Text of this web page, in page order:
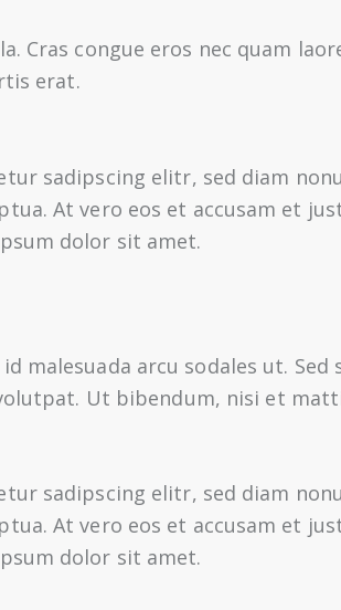
Cras congue eros nec quam
erat.
sadipscing elitr, sed diam
At vero eos et accusam et
dolor sit amet.
malesuada arcu sodales ut.
Ut bibendum, nisi et
sadipscing elitr, sed diam
At vero eos et accusam et
dolor sit amet.